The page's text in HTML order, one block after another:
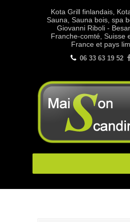
Kota Grill finlandais,
Sauna, Sauna bois, spa
Giovanni Riboli -
Franche-comté, Suisse
France et pays
06 33 63 19 52